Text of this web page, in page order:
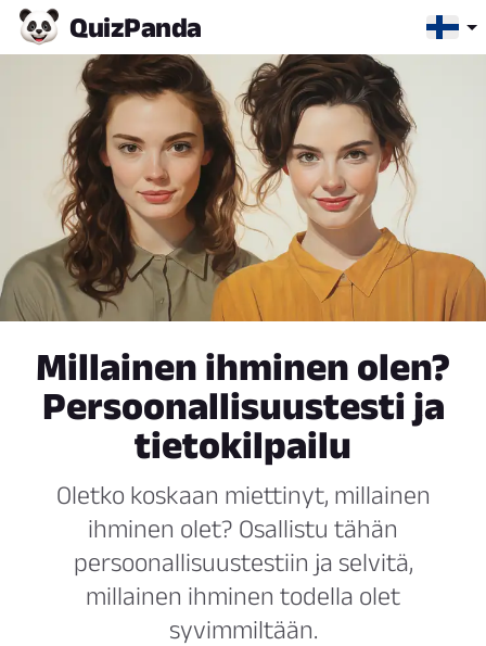
QuizPanda
Millainen ihminen olen?
Persoonallisuustesti ja
tietokilpailu
Oletko koskaan miettinyt, millainen
ihminen olet? Osallistu tähän
persoonallisuustestiin ja selvitä,
millainen ihminen todella olet
syvimmiltään.